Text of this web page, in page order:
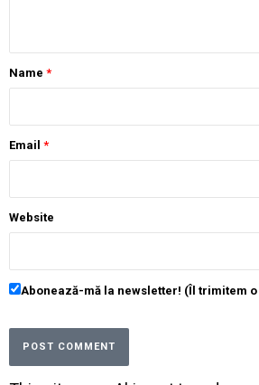
Name *
Email *
Website
Abonează-mă la newsletter! (Îl trimitem o